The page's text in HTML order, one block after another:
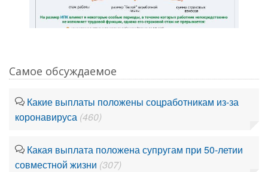
Самое обсуждаемое
Какие выплаты положены соцработникам из-за
коронавируса (460)
Какая выплата положена супругам при 50-летии
совместной жизни (307)